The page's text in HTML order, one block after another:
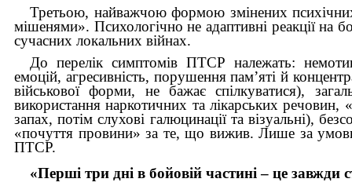
Третьою, найважчою формою змінених
мішенями». Психологічно не адаптивні реакції на
сучасних локальних війнах.
До перелік симптомів ПТСР належать:
емоцій, агресивність, порушення пам’яті й
військової форми, не бажає спілкуватися),
використання наркотичних та лікарських
запах, потім слухові галюцинації та візуальні),
«почуття провини» за те, що вижив. Лише за
ПТСР.
«Перші три дні в бойовій частині – це завжди